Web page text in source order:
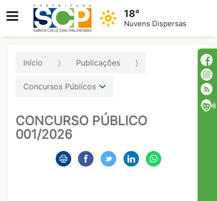
18°
Nuvens Dispersas
Início Publicações
Concursos Públicos
CONCURSO PÚBLICO
001/2026